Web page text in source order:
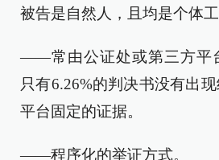
被告是自然人，且均是个体工
——常由公证处或第三方平
只有6.26%的判决书没有出
平台固定的证据。
——程序化的举证方式。